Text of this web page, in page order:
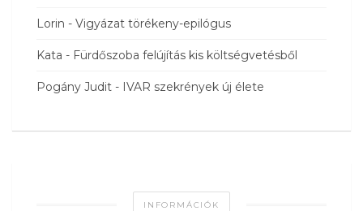
Lorin - Vigyázat törékeny-epilógus
Kata - Fürdőszoba felújítás kis költségvetésből
Pogány Judit - IVAR szekrények új élete
INFORMÁCIÓK